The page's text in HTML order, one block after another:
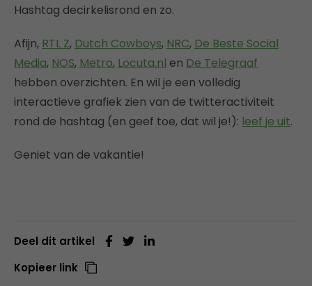
Hashtag decirkelisrond en zo.
Afijn, RTL Z, Dutch Cowboys, NRC, De Beste Social
Media, NOS, Metro, Locuta.nl en De Telegraaf
hebben overzichten. En wil je een volledig
interactieve grafiek zien van de twitteractiviteit
rond de hashtag (en geef toe, dat wil je!): leef je uit.
Geniet van de vakantie!
Deel dit artikel
Kopieer link